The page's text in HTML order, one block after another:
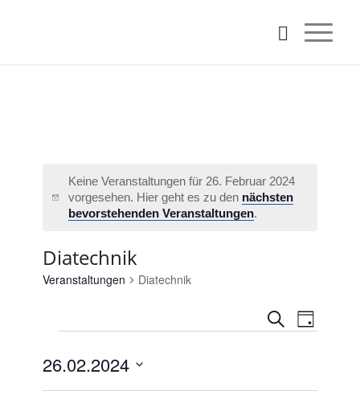
Hinweis
Keine Veranstaltungen für 26. Februar 2024
vorgesehen. Hier geht es zu den nächsten
bevorstehenden Veranstaltungen.
Diatechnik
Veranstaltungen Diatechnik
SucheTag
26.02.2024
Datum